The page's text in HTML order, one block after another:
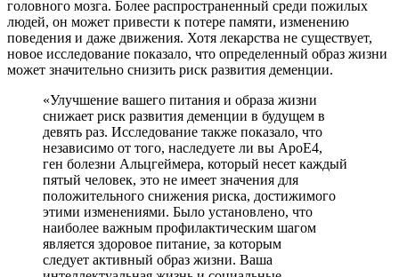
головного мозга. Более распространенный среди пожилых
людей, он может привести к потере памяти, изменению
поведения и даже движения. Хотя лекарства не существует,
новое исследование показало, что определенный образ жизни
может значительно снизить риск развития деменции.
«Улучшение вашего питания и образа жизни
снижает риск развития деменции в будущем в
девять раз. Исследование также показало, что
независимо от того, наследуете ли вы ApoE4,
ген болезни Альцгеймера, который несет каждый
пятый человек, это не имеет значения для
положительного снижения риска, достижимого
этими изменениями. Было установлено, что
наиболее важным профилактическим шагом
является здоровое питание, за которым
следует активный образ жизни. Ваша